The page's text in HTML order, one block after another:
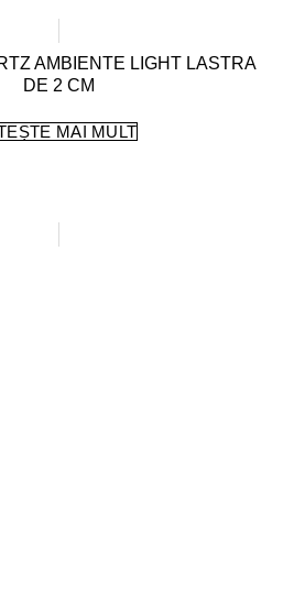
AMBIENTE LIGHT LASTRA
DE 2 CM
MAI MULT